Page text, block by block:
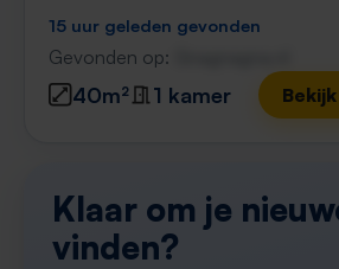
15 uur geleden gevonden
Gevonden op:
40m² 1 kamer
Klaar om je
vinden?